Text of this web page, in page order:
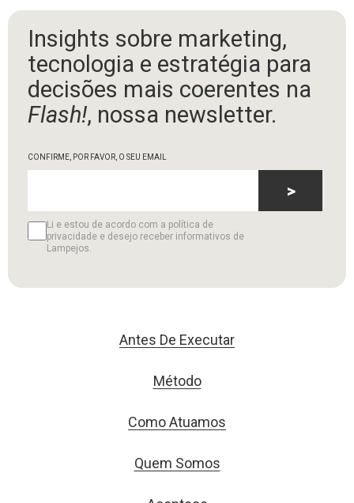
Insights sobre marketing,
tecnologia e estratégia para
decisões mais coerentes na
Flash!, nossa newsletter.
CONFIRME, POR FAVOR, O SEU EMAIL
Li e estou de acordo com a política de
privacidade e desejo receber informativos de
Lampejos.
>
Antes De Executar
Método
Como Atuamos
Quem Somos